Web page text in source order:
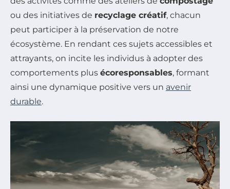
ou des initiatives de recyclage créatif, chacun
peut participer à la préservation de notre
écosystème. En rendant ces sujets accessibles et
attrayants, on incite les individus à adopter des
comportements plus écoresponsables, formant
ainsi une dynamique positive vers un avenir
durable.